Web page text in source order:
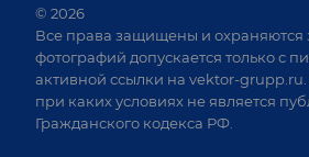
Документы
Вакансии
© 2026
Все права защищены и охраняются
фотографий допускается только с
активной ссылки на vektor-grupp.ru
при каких условиях не является
Гражданского кодекса РФ.